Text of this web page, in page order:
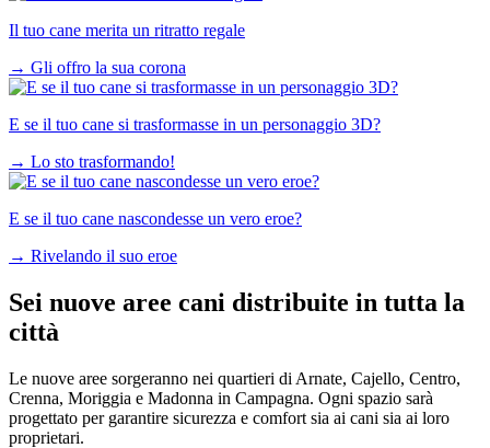
Il tuo cane merita un ritratto regale
→ Gli offro la sua corona
E se il tuo cane si trasformasse in un personaggio 3D?
→ Lo sto trasformando!
E se il tuo cane nascondesse un vero eroe?
→ Rivelando il suo eroe
Sei nuove aree cani distribuite in tutta la
città
Le nuove aree sorgeranno nei quartieri di Arnate, Cajello, Centro,
Crenna, Moriggia e Madonna in Campagna. Ogni spazio sarà
progettato per garantire sicurezza e comfort sia ai cani sia ai loro
proprietari.